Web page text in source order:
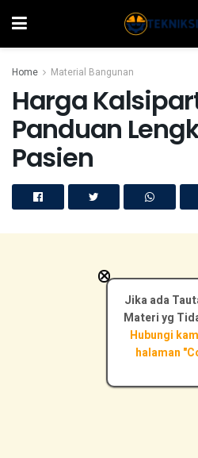
Home Material Bangunan
Harga
Panduan
Pasien
Jika ada
Materi yg
Hubungi
halaman
×